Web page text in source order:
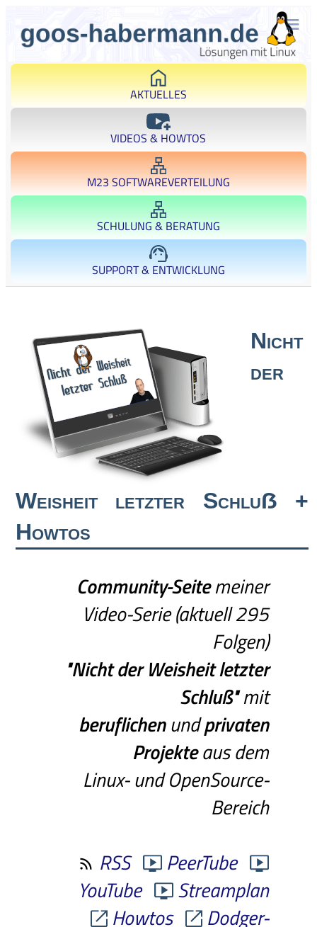
AKTUELLES
VIDEOS & HOWTOS
M23 SOFTWAREVERTEILUNG
SCHULUNG & BERATUNG
SUPPORT & ENTWICKLUNG
Nicht
der
Weisheit letzter Schluẞ +
Howtos
Community-Seitemeiner
Video-Serie (aktuell 295
Folgen)
"Nichtder Weisheitletzter
Schluß"mit
beruflichenundprivaten
Projekteaus dem
Linux- und OpenSource-
Bereich
RSS
PeerTube
YouTube
Streamplan
Howtos
Dodger-